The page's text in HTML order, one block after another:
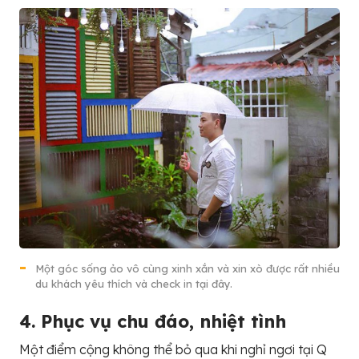
Một góc sống ảo vô cùng xinh xắn và xin xò được rất nhiều
du khách yêu thích và check in tại đây.
4. Phục vụ chu đáo, nhiệt tình
Một điểm cộng không thể bỏ qua khi nghỉ ngơi tại Q